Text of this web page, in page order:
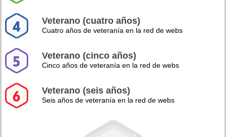
Veterano (cuatro años)
Cuatro años de veteranía en la red de webs
Veterano (cinco años)
Cinco años de veteranía en la red de webs
Veterano (seis años)
Seis años de veteranía en la red de webs